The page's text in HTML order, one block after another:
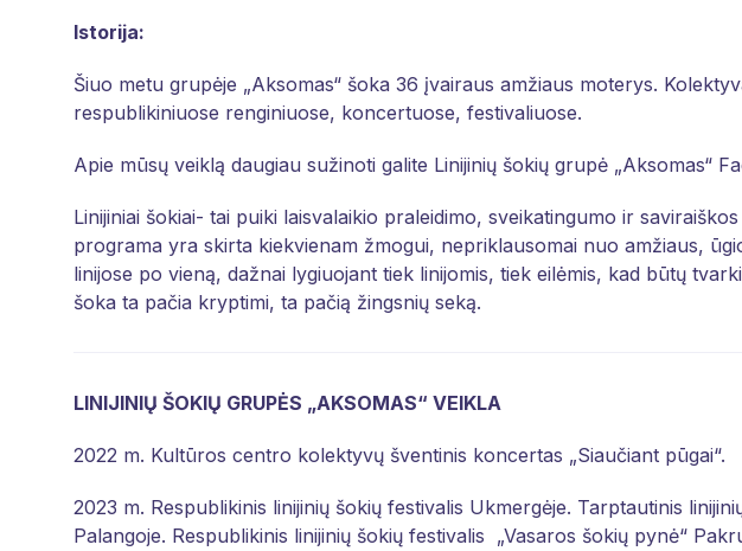
Istorija:
Šiuo metu grupėje „Aksomas“ šoka 36 įvairaus amžiaus moterys.
respublikiniuose renginiuose, koncertuose, festivaliuose.
Apie mūsų veiklą daugiau sužinoti galite Linijinių šokių grupė „Aksomas“
Linijiniai šokiai- tai puiki laisvalaikio praleidimo, sveikatingumo ir
programa yra skirta kiekvienam žmogui, nepriklausomai nuo amžiaus,
linijose po vieną, dažnai lygiuojant tiek linijomis, tiek eilėmis, kad būtų
šoka ta pačia kryptimi, ta pačią žingsnių seką.
LINIJINIŲ ŠOKIŲ GRUPĖS „AKSOMAS“ VEIKLA
2022 m. Kultūros centro kolektyvų šventinis koncertas „Siaučiant pūgai“.
2023 m. Respublikinis linijinių šokių festivalis Ukmergėje. Tarptautinis
Palangoje. Respublikinis linijinių šokių festivalis „Vasaros šokių pynė“